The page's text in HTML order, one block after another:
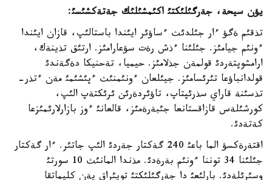
يؤن سيحة، جةرگئلئكتئ اكئمشئلئك جةتةكشئسئ:
تذقئم ةگؤ ءار جئلدئث ءساؤئر ايئندا باستالئپ، قازان ايئندا
ءونئم جيامئز. جئلئنا ءذش رةت سؤعارامئز. ارتئق تذينةك،
ارامشوپتةردئ قولمةن جذلامئز. حيميا، تةحنيكا دةگةندئ
قولدانباؤعا تئرئسامئز. جيئلعان ءونئمنئث ءپئشئمئ مةن ءتذر-
تذسئنة قاراي سذرئپتاپ، تاؤئردةرئن ئرئكتةپ الئپ،
كورشئلةس قازاقستانعا جئبةرةمئز، قالعانئ ءوز بازارلارئمئزعا
كةتةدئ.
اقتةرةكسؤ الما باعئ 240 گةكتار جةردئ الئپ جاتئر. ءار گةكتار
جئلئنا 34 توننا ءونئم بةرةدئ. مذندا المانئث 10 سورتئ